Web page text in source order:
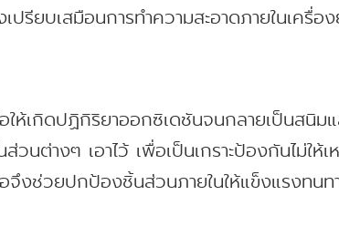
ปรียบเสมือนการทำความสะอาดภายในเครื่
ให้เกิดปฏิกิริยาออกซิเดชันจนกลายเป็นสนิ
วนต่างๆ เอาไว้ เพื่อเป็นเกราะป้องกันไม่
จึงช่วยปกป้องชิ้นส่วนภายในให้แข็งแรงทนท